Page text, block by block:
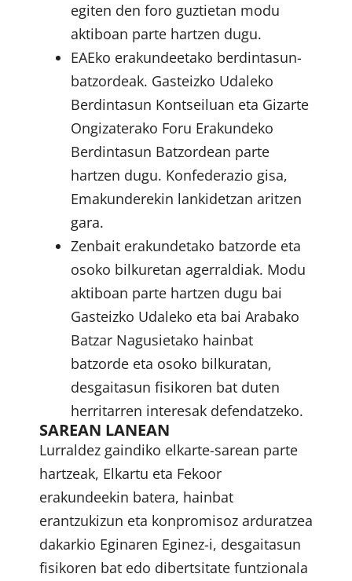
egiten den foro guztietan modu
aktiboan parte hartzen dugu.
EAEko erakundeetako berdintasun-
batzordeak. Gasteizko Udaleko
Berdintasun Kontseiluan eta Gizarte
Ongizaterako Foru Erakundeko
Berdintasun Batzordean parte
hartzen dugu. Konfederazio gisa,
Emakunderekin lankidetzan aritzen
gara.
Zenbait erakundetako batzorde eta
osoko bilkuretan agerraldiak. Modu
aktiboan parte hartzen dugu bai
Gasteizko Udaleko eta bai Arabako
Batzar Nagusietako hainbat
batzorde eta osoko bilkuratan,
desgaitasun fisikoren bat duten
herritarren interesak defendatzeko.
SAREAN LANEAN
Lurraldez gaindiko elkarte-sarean parte
hartzeak, Elkartu eta Fekoor
erakundeekin batera, hainbat
erantzukizun eta konpromisoz arduratzea
dakarkio Eginaren Eginez-i, desgaitasun
fisikoren bat edo dibertsitate funtzionala